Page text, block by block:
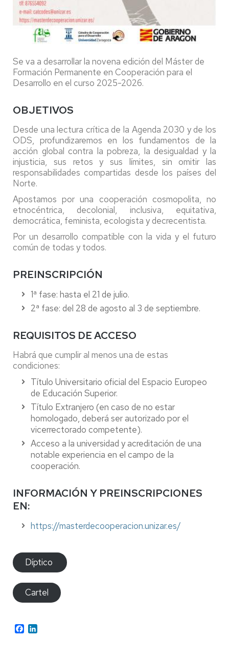
Se va a desarrollar la novena edición del Máster de
Formación Permanente en Cooperación para el
Desarrollo en el curso 2025-2026.
OBJETIVOS
Desde una lectura crítica de la Agenda 2030 y de los
ODS, profundizaremos en los fundamentos de la
acción global contra la pobreza, la desigualdad y la
injusticia, sus retos y sus límites, sin omitir las
responsabilidades compartidas desde los países del
Norte.
Apostamos por una cooperación cosmopolita, no
etnocéntrica, decolonial, inclusiva, equitativa,
democrática, feminista, ecologista y decrecentista.
Por un desarrollo compatible con la vida y el futuro
común de todas y todos.
PREINSCRIPCIÓN
1ª fase: hasta el 21 de julio.
2ª fase: del 28 de agosto al 3 de septiembre.
REQUISITOS DE ACCESO
Habrá que cumplir al menos una de estas
condiciones:
Título Universitario oficial del Espacio Europeo
de Educación Superior.
Título Extranjero (en caso de no estar
homologado, deberá ser autorizado por el
vicerrectorado competente).
Acceso a la universidad y acreditación de una
notable experiencia en el campo de la
cooperación.
INFORMACIÓN Y PREINSCRIPCIONES
EN:
https://masterdecooperacion.unizar.es/
Díptico
Cartel
Facebook